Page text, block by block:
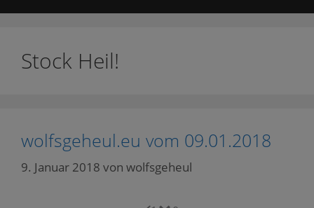
Stock Heil!
wolfsgeheul.eu vom 09.01.2018
9. Januar 2018 von wolfsgeheul